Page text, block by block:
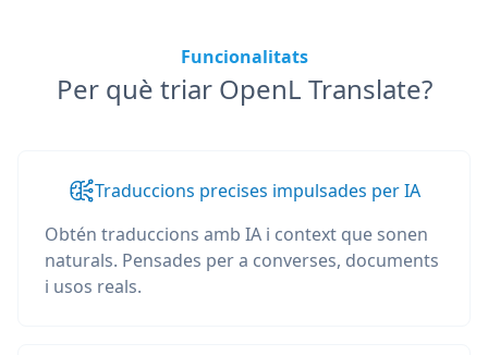
Funcionalitats
Per què triar OpenL Translate?
Traduccions precises impulsades per IA
Obtén traduccions amb IA i context que sonen
naturals. Pensades per a converses, documents
i usos reals.